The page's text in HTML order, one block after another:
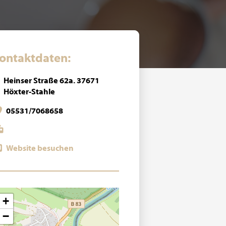
Heinser Straße 62a. 37671
Höxter-Stahle
05531/7068658
Website besuchen
+
−